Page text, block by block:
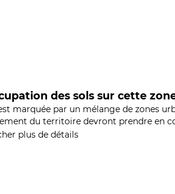
des sols sur cette
marquée par un mélange de zones
du territoire devront prendre en
plus de détails